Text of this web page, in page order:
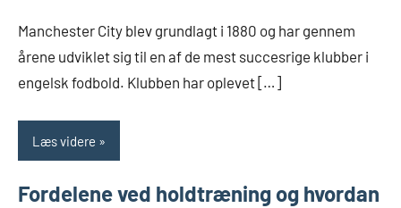
Manchester City blev grundlagt i 1880 og har gennem
årene udviklet sig til en af de mest succesrige klubber i
engelsk fodbold. Klubben har oplevet […]
Læs videre
Fordelene ved holdtræning og hvordan